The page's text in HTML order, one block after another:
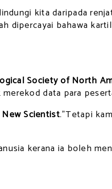
kita daripada
dipercayai bahawa
Society of North
data para
New Scientist.”Tetapi
kerana ia boleh